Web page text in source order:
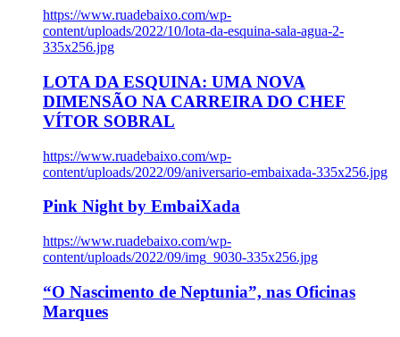
https://www.ruadebaixo.com/wp-
content/uploads/2022/10/lota-da-esquina-sala-agua-2-
335x256.jpg
LOTA DA ESQUINA: UMA NOVA
DIMENSÃO NA CARREIRA DO CHEF
VÍTOR SOBRAL
https://www.ruadebaixo.com/wp-
content/uploads/2022/09/aniversario-embaixada-335x256.jpg
Pink Night by EmbaiXada
https://www.ruadebaixo.com/wp-
content/uploads/2022/09/img_9030-335x256.jpg
“O Nascimento de Neptunia”, nas Oficinas
Marques